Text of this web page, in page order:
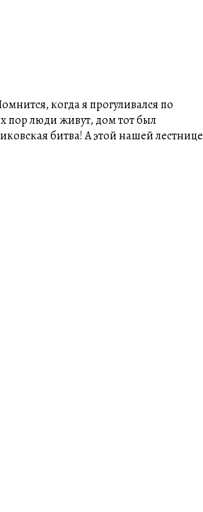
когда я прогуливался по
пор люди живут, дом тот был
битва! А этой нашей лестнице